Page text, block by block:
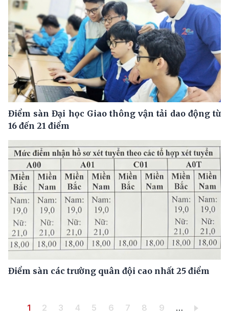
Điểm sàn Đại học Giao thông vận tải dao động từ
16 đến 21 điểm
Điểm sàn các trường quân đội cao nhất 25 điểm
Pagination
Trang hiện thời
1 Trang
2 Trang
3 Trang
4 Trang
5 Trang
6 Trang
7 Trang
8 Trang
9 …